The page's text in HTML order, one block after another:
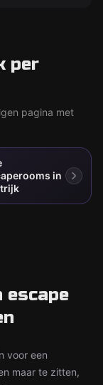
per
pagina met
in
escape
voor een
maar te zitten,